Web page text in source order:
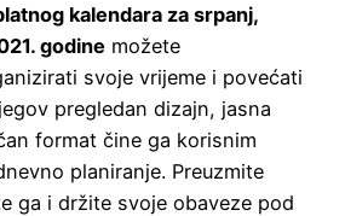
kalendara za srpanj,
godine možete
svoje vrijeme i povećati
pregledan dizajn, jasna
format čine ga korisnim
planiranje. Preuzmite
ga i držite svoje obaveze pod